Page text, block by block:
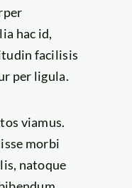
hac id,
facilisis
per ligula.
viamus.
morbi
natoque